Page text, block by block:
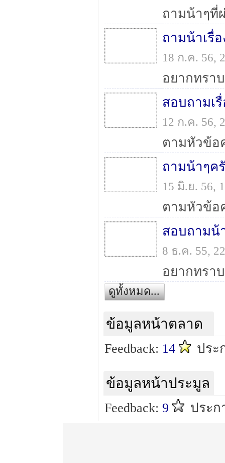
ถามน้าเรื่
18 ก.ค. 56,
สอบถามเ
12 ก.ค. 56,
15 มิ.ย. 56,
8 ธ.ค. 55,
ดูทั้งหมด...
ข้อมูลหน้าตลาด
Feedback: 14 ประ
ข้อมูลหน้าประมูล
Feedback: 9 ประก